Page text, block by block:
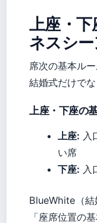
上座・
ネスシ
席次の基本ル
結婚式だけで
上座・下座の
上座: 入
い席
下座: 入
BlueWhite（結
「座席位置の